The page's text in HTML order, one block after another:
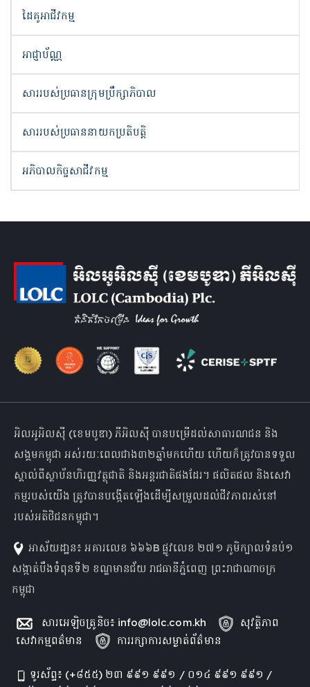
ដៃគូអាជីវកម្ម
អាជ្ញាប័ណ្ណ
សាររបស់ប្រធានក្រុមប្រឹក្សាភិបាល
សាររបស់ប្រធាននាយកប្រតិបត្តិ
អភិបាលកិច្ចសាជីវកម្ម
អិលអូអិលស៊ី (ខេមបូឌា) ភីអិលស៊ី បានបម្រើដល់សាធារណជន និង
សង្គមកម្ពុជា អស់រយៈពេលជាង៣២ឆ្នាំមកហើយ ហើយក៏ត្រូវបានទទួល
ស្គាល់ពីស្ថាប័នហិរញ្ញវត្ថុជាតិ និងអន្តរជាតិផងដែរ។ ផលិតផល និងសេវា
កម្មរបស់យើង ត្រូវបានបង្កើតឡើងដើម្បីសម្រួលដល់ជីវភាពរស់នៅ
របស់អតិថិជនកម្ពុជា។
អាស័យដា្ឋន៖ អគារលេខ ៦៦៦B ផ្លូវលេខ ២៧១ ភូមិក្បាលទំនប់១
សង្កាត់បឹងទំពុនទី២ ខណ្ឌមានជ័យ រាជធានីភ្នំពេញ ព្រះរាជាណាចក្រ
កម្ពុជា
សារអេឡិចត្រូនិច៖ info@lolc.com.kh
សុវត្ថិភាព
សេវាកម្មពត៌មាន
ការរក្សាការសម្ងាត់ព័ត៌មាន
ទូរស័ព្ទ៖ (+៨៥៥) ២៣ ៩៩១ ៩៩១ / ០១៤ ៩៩១ ៩៩១ /